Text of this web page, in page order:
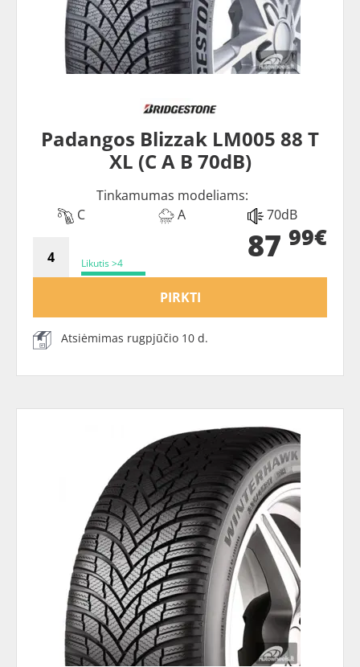
Padangos Blizzak LM005 88 T
XL (C A B 70dB)
Tinkamumas modeliams:
C
A 70dB
Likutis >4 87 99€
PIRKTI
Atsiėmimas rugpjūčio 10 d.